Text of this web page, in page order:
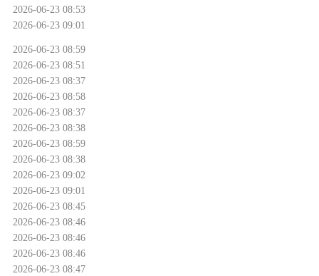
2026-06-23 08:53
2026-06-23 09:01
2026-06-23 08:59
2026-06-23 08:51
2026-06-23 08:37
2026-06-23 08:58
2026-06-23 08:37
2026-06-23 08:38
2026-06-23 08:59
2026-06-23 08:38
2026-06-23 09:02
2026-06-23 09:01
2026-06-23 08:45
2026-06-23 08:46
2026-06-23 08:46
2026-06-23 08:46
2026-06-23 08:47